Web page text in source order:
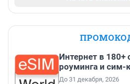
Интернет в 180+
роуминга и сим-
До 31 декабря, 2026